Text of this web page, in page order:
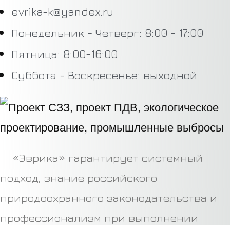
evrika-k@yandex.ru
Понедельник - Четверг: 8:00 - 17:00
Пятница: 8:00-16:00
Суббота - Воскресенье: выходной
«Эврика» гарантирует системный
подход, знание российского
природоохранного законодательства и
профессионализм при выполнении